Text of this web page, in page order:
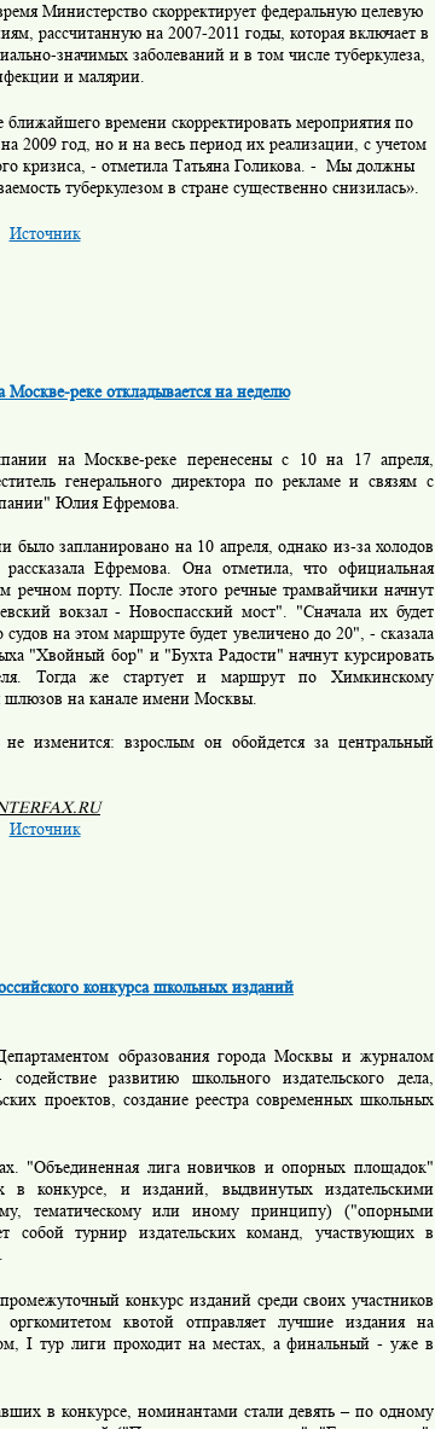
Министерство скорректирует федеральную целевую
рассчитанную на 2007-2011 годы, которая включает в
значимых заболеваний и в том числе туберкулеза,
и малярии.
времени скорректировать мероприятия по
2009 год, но и на весь период их реализации, с учетом
кризиса, - отметила Татьяна Голикова. - Мы должны
туберкулезом в стране существенно снизилась».
Источник
Москве-реке откладывается на неделю
на Москве-реке перенесены с 10 на 17 апреля,
генерального директора по рекламе и связям с
Юлия Ефремова.
было запланировано на 10 апреля, однако из-за холодов
Ефремова. Она отметила, что официальная
порту. После этого речные трамвайчики начнут
вокзал - Новоспасский мост". "Сначала их будет
судов на этом маршруте будет увеличено до 20", - сказала
"Хвойный бор" и "Бухта Радости" начнут курсировать
Тогда же стартует и маршрут по Химкинскому
шлюзов на канале имени Москвы.
изменится: взрослым он обойдется за центральный
Источник
конкурса школьных изданий
образования города Москвы и журналом
развитию школьного издательского дела,
проектов, создание реестра современных школьных
"Объединенная лига новичков и опорных площадок"
в конкурсе, и изданий, выдвинутых издательскими
тематическому или иному принципу) ("опорными
собой турнир издательских команд, участвующих в
конкурс изданий среди своих участников
квотой отправляет лучшие издания на
I тур лиги проходит на местах, а финальный - уже в
в конкурсе, номинантами стали девять – по одному